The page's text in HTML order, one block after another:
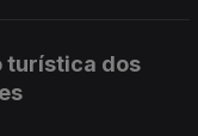
turística dos